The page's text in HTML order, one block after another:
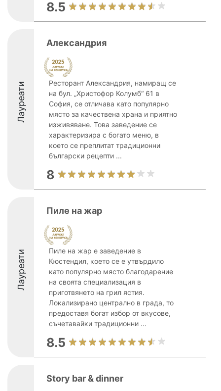
8.5
Лауреати
Александрия
Ресторант Александрия, намиращ се
на бул. „Христофор Колумб“ 61 в
София, се отличава като популярно
място за качествена храна и приятно
изживяване. Това заведение се
характеризира с богато меню, в
което се преплитат традиционни
български рецепти ...
8
Лауреати
Пиле на жар
Пиле на жар е заведение в
Кюстендил, което се е утвърдило
като популярно място благодарение
на своята специализация в
приготвянето на грил ястия.
Локализирано централно в града, то
предоставя богат избор от вкусове,
съчетавайки традиционни ...
8.5
Story bar & dinner